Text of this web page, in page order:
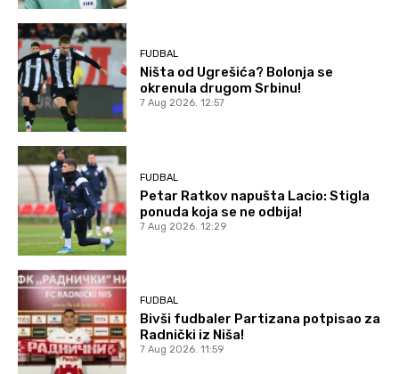
FUDBAL
Ništa od Ugrešića? Bolonja se
okrenula drugom Srbinu!
7 Aug 2026. 12:57
FUDBAL
Petar Ratkov napušta Lacio: Stigla
ponuda koja se ne odbija!
7 Aug 2026. 12:29
FUDBAL
Bivši fudbaler Partizana potpisao za
Radnički iz Niša!
7 Aug 2026. 11:59